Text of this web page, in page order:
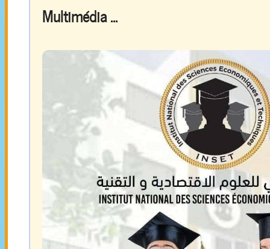
Multimédia ...